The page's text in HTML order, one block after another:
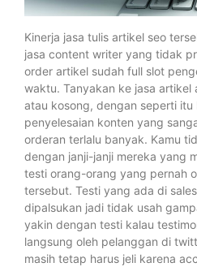
Kinerja jasa tulis artikel seo
jasa content writer yang tidak
order artikel sudah full slot
waktu. Tanyakan ke jasa artikel
atau kosong, dengan seperti
penyelesaian konten yang
orderan terlalu banyak. Kamu
dengan janji-janji mereka yang
testi orang-orang yang pernah
tersebut. Testi yang ada di
dipalsukan jadi tidak usah
yakin dengan testi kalau
langsung oleh pelanggan di
masih tetap harus jeli karena